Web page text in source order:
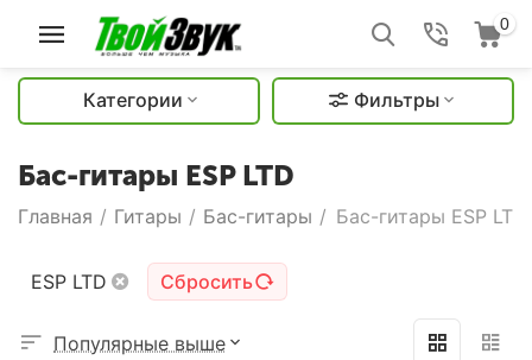
0
Категории Фильтры
Бас-гитары ESP LTD
Главная / Гитары / Бас-гитары / Бас-гитары ESP LTD
ESP LTD Сбросить
Популярные выше